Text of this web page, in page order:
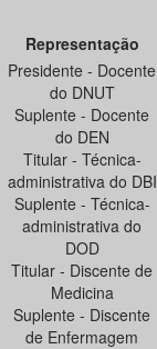
Representação
Presidente - Docente
do DNUT
Suplente - Docente
do DEN
Titular - Técnica-
administrativa do DBI
Suplente - Técnica-
administrativa do
DOD
Titular - Discente de
Medicina
Suplente - Discente
de Enfermagem